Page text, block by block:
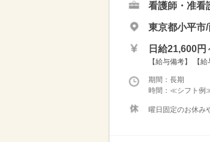
看護師・准看
東京都小平市
日給21,600円
【給与備考】 【
期間：長期
時間：≪シフト例
曜日固定のお休み